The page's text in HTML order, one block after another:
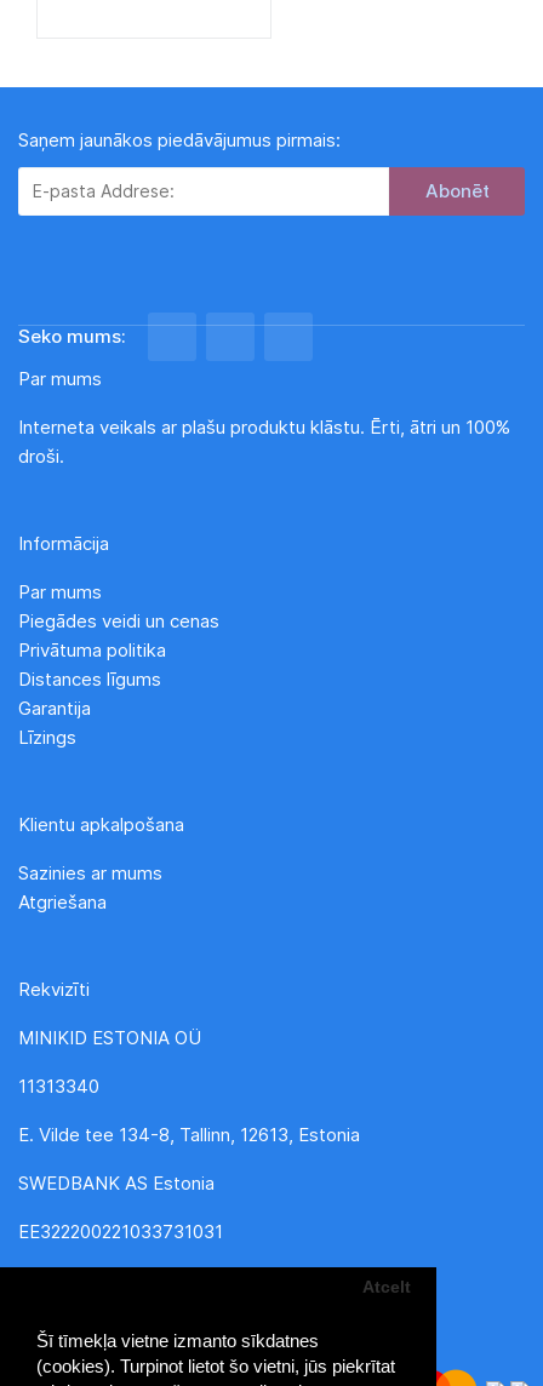
Šī tīmekļa vietne izmanto sīkdatnes
(cookies). Turpinot lietot šo vietni, jūs piekrītat
Atcelt
Saņem jaunākos piedāvājumus pirmais:
Subscribe
Seko mums:
Par mums
Interneta veikals ar plašu produktu klāstu. Ērti, ātri un 100%
droši.
Informācija
Par mums
Piegādes veidi un cenas
Privātuma politika
Distances līgums
Garantija
Līzings
Klientu apkalpošana
Sazinies ar mums
Atgriešana
Rekvizīti
MINIKID ESTONIA OÜ
11313340
E. Vilde tee 134-8, Tallinn, 12613, Estonia
SWEDBANK AS Estonia
EE322200221033731031